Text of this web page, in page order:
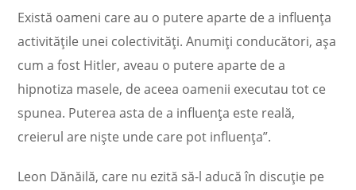
Există oameni care au o putere aparte de a influența
activitățile unei colectivități. Anumiți conducători, așa
cum a fost Hitler, aveau o putere aparte de a
hipnotiza masele, de aceea oamenii executau tot ce
spunea. Puterea asta de a influența este reală,
creierul are niște unde care pot influența”.
Leon Dănăilă, care nu ezită să-l aducă în discuție pe